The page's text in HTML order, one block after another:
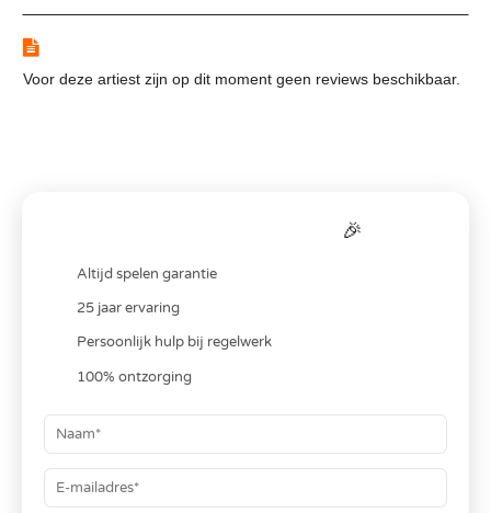
Voor deze artiest zijn op dit moment geen reviews beschikbaar.
🎉
Altijd spelen garantie
25 jaar ervaring
Persoonlijk hulp bij regelwerk
100% ontzorging